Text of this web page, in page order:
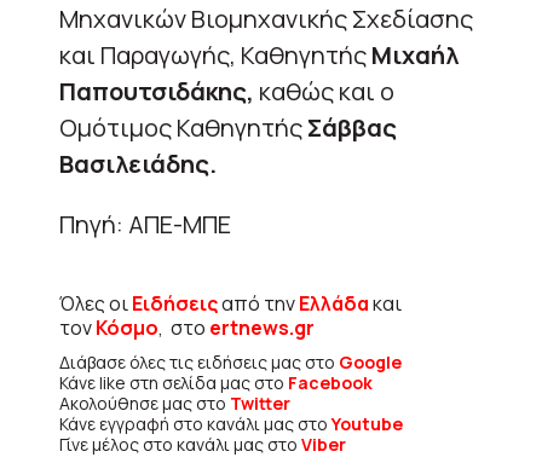
Μηχανικών Βιομηχανικής Σχεδίασης
και Παραγωγής, ΚαθηγητήςΜιχαήλ
Παπουτσιδάκης, καθώς και ο
Ομότιμος ΚαθηγητήςΣάββας
Βασιλειάδης.
Πηγή: ΑΠΕ-ΜΠΕ
Όλες οιΕιδήσειςαπό τηνΕλλάδακαι
τονΚόσμο, στο ertnews.gr
Διάβασε όλες τις ειδήσεις μας στο Google
Κάνε like στη σελίδα μας στο Facebook
Ακολούθησε μας στο Twitter
Κάνε εγγραφή στο κανάλι μας στοYoutube
Γίνε μέλος στο κανάλι μας στο Viber